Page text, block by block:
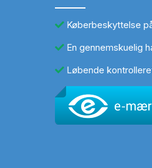
Køberbeskyttelse
En gennemskuelig
Løbende